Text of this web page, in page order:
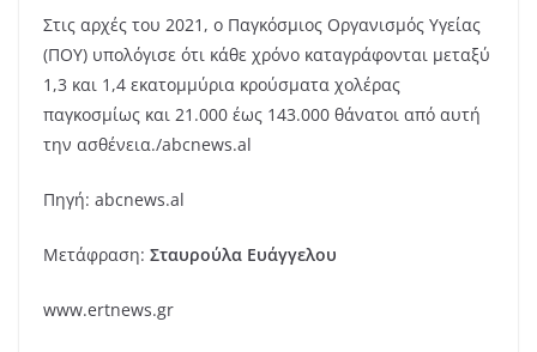
Στις αρχές του 2021, ο Παγκόσμιος Οργανισμός Υγείας
(ΠΟΥ) υπολόγισε ότι κάθε χρόνο καταγράφονται μεταξύ
1,3 και 1,4 εκατομμύρια κρούσματα χολέρας
παγκοσμίως και 21.000 έως 143.000 θάνατοι από αυτή
την ασθένεια./abcnews.al
Πηγή: abcnews.al
Μετάφραση: Σταυρούλα Ευάγγελου
www.ertnews.gr